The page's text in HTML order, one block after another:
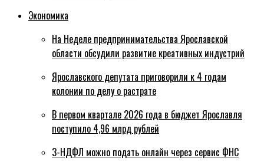
Экономика
На Неделе предпринимательства Ярославской
области обсудили развитие креативных индустрий
Ярославского депутата приговорили к 4 годам
колонии по делу о растрате
В первом квартале 2026 года в бюджет Ярославля
поступило 4,96 млрд рублей
3-НДФЛ можно подать онлайн через сервис ФНС